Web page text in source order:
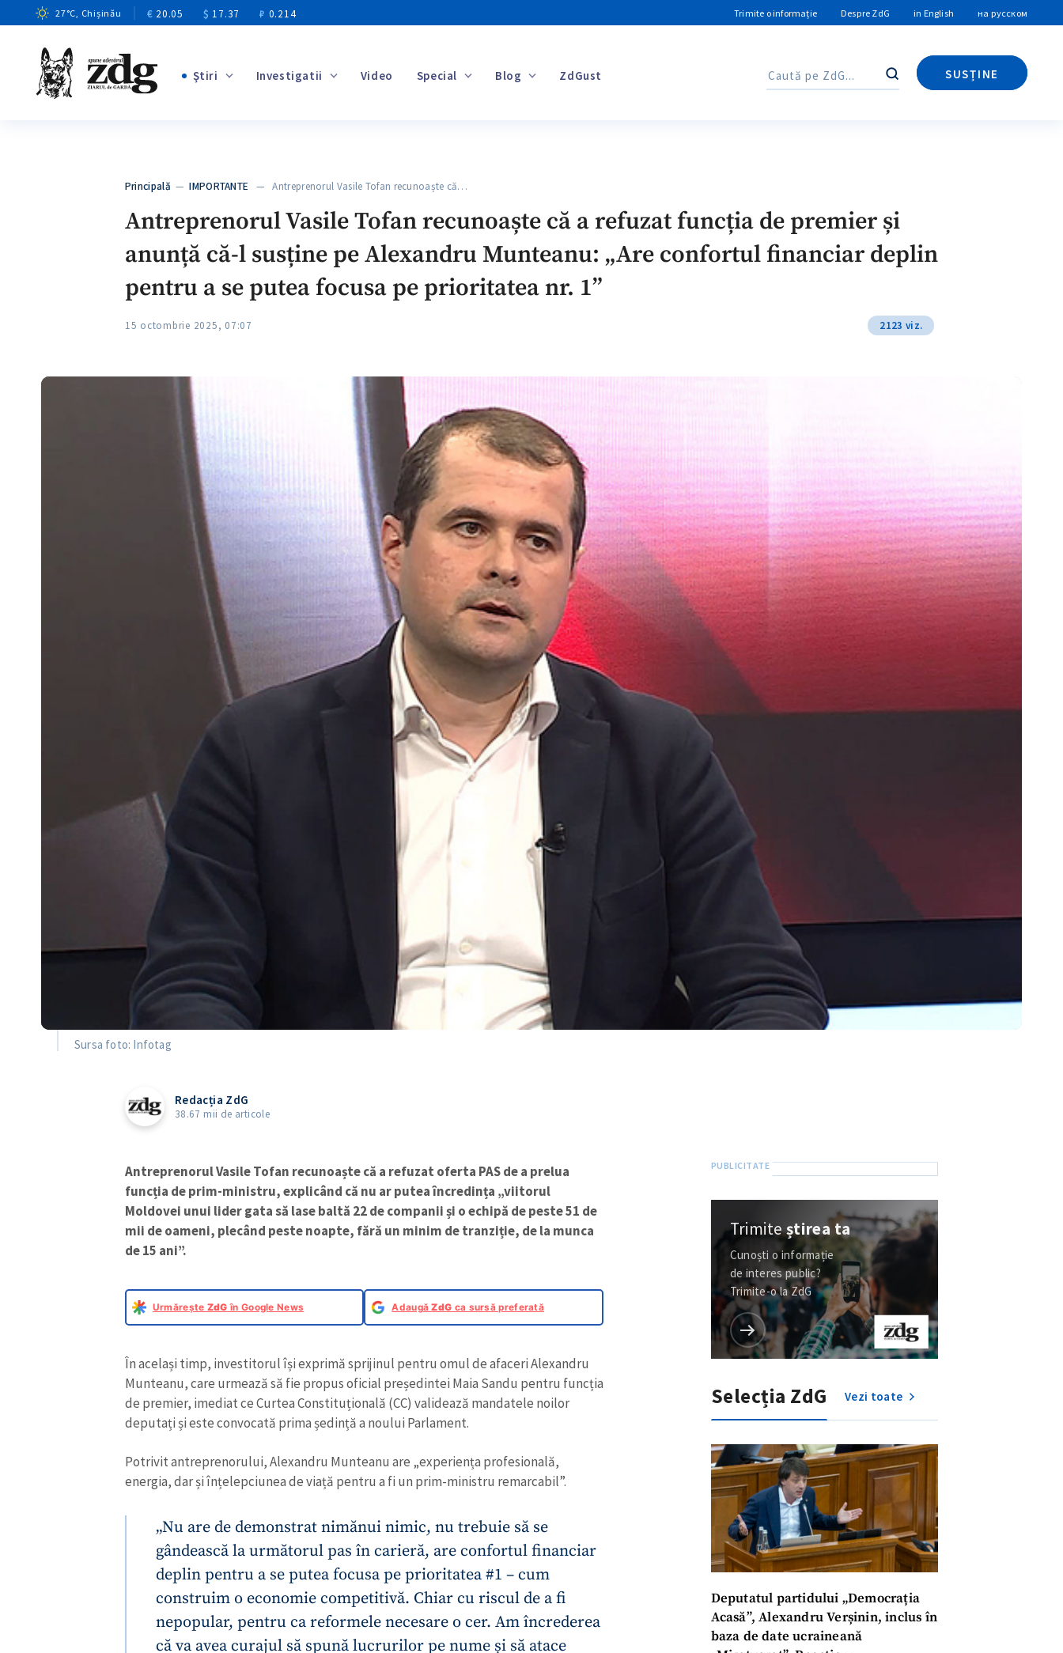
27°C, Chișinău € 20.05 $ 17.37 ₽ 0.214 Trimite o informație Despre ZdG in English на русском
Ştiri Investigatii Video Special Blog ZdGust Caută
SUSȚINE
Caută
Principală —IMPORTANTE — Antreprenorul Vasile Tofan recunoaște că…
Antreprenorul Vasile Tofan recunoaște că a refuzat funcția de premier și
anunță că-l susține pe Alexandru Munteanu: „Are confortul financiar deplin
pentru a se putea focusa pe prioritatea nr. 1”
15 octombrie 2025, 07:07 2123 viz.
Sursa foto: Infotag
Redacția ZdG
38.67 mii de articole
Antreprenorul Vasile Tofan recunoaște că a refuzat oferta PAS de a prelua
funcția de prim-ministru, explicând că nu ar putea încredința „viitorul
Moldovei unui lider gata să lase baltă 22 de companii și o echipă de peste 51 de
mii de oameni, plecând peste noapte, fără un minim de tranziție, de la munca
de 15 ani”.
Urmărește ZdG în Google News AdaugăZdG ca sursă preferată
În același timp, investitorul își exprimă sprijinul pentru omul de afaceri Alexandru
Munteanu, care urmează să fie propus oficial președintei Maia Sandu pentru funcția
de premier, imediat ce Curtea Constituțională (CC) validează mandatele noilor
deputați și este convocată prima ședință a noului Parlament.
Potrivit antreprenorului, Alexandru Munteanu are „experiența profesională,
energia, dar și înțelepciunea de viață pentru a fi un prim-ministru remarcabil”.
„Nu are de demonstrat nimănui nimic, nu trebuie să se
gândească la următorul pas în carieră, are confortul financiar
deplin pentru a se putea focusa pe prioritatea #1 – cum
construim o economie competitivă. Chiar cu riscul de a fi
nepopular, pentru ca reformele necesare o cer. Am încrederea
că va avea curajul să spună lucrurilor pe nume și să atace
Trimiteștirea ta
Cunoști o informație
de interes public?
Trimite-o la ZdG
Selecția ZdG Vezi toate
Deputatul partidului „Democrația
Acasă”, Alexandru Verșinin, inclus în
baza de date ucraineană